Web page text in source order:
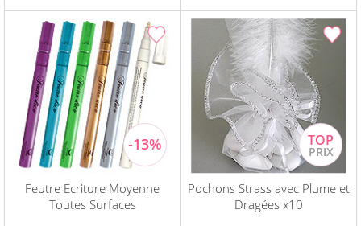
Feutre Ecriture Moyenne
Toutes Surfaces
Pochons Strass avec Plume et
Dragées x10